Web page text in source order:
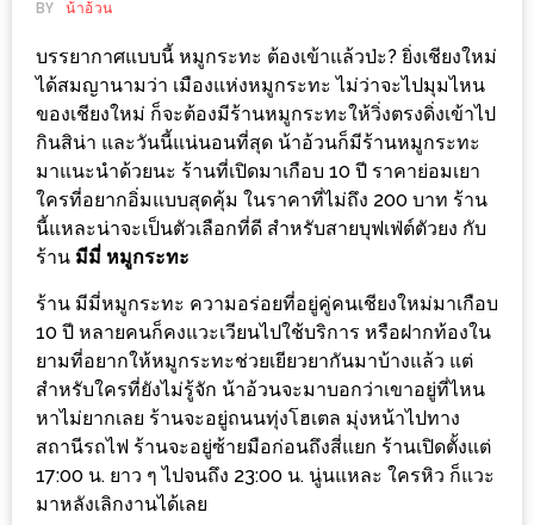
HIMMA
MARKET
FESTIVAL
10
ร้าน
พ่อ
ค้า
แซ่บ
แม่ค้า
สวย
ร้าน
รวย
ของ
BY น้าอ้วน
บรรยากาศแบบนี้ หมูกระทะ ต้องเข้าแล้วป่ะ? ยิ่งเชียงใหม่
ได้สมญานามว่า เมืองแห่งหมูกระทะ ไม่ว่าจะไปมุมไหน
ของเชียงใหม่ ก็จะต้องมีร้านหมูกระทะให้วิ่งตรงดิ่งเข้าไป
กินสิน่า และวันนี้แน่นอนที่สุด น้าอ้วนก็มีร้านหมูกระทะ
มาแนะนำด้วยนะ ร้านที่เปิดมาเกือบ 10 ปี ราคาย่อมเยา
ใครที่อยากอิ่มแบบสุดคุ้ม ในราคาที่ไม่ถึง 200 บาท ร้าน
นี้แหละน่าจะเป็นตัวเลือกที่ดี สำหรับสายบุฟเฟ่ต์ตัวยง กับ
ร้าน มีมี่ หมูกระทะ
ร้าน มีมี่หมูกระทะ ความอร่อยที่อยู่คู่คนเชียงใหม่มาเกือบ
10 ปี หลายคนก็คงแวะเวียนไปใช้บริการ หรือฝากท้องใน
ยามที่อยากให้หมูกระทะช่วยเยียวยากันมาบ้างแล้ว แต่
สำหรับใครที่ยังไม่รู้จัก น้าอ้วนจะมาบอกว่าเขาอยู่ที่ไหน
หาไม่ยากเลย ร้านจะอยู่ถนนทุ่งโฮเตล มุ่งหน้าไปทาง
สถานีรถไฟ ร้านจะอยู่ซ้ายมือก่อนถึงสี่แยก ร้านเปิดตั้งแต่
17:00 น. ยาว ๆ ไปจนถึง 23:00 น. นู่นแหละ ใครหิว ก็แวะ
มาหลังเลิกงานได้เลย